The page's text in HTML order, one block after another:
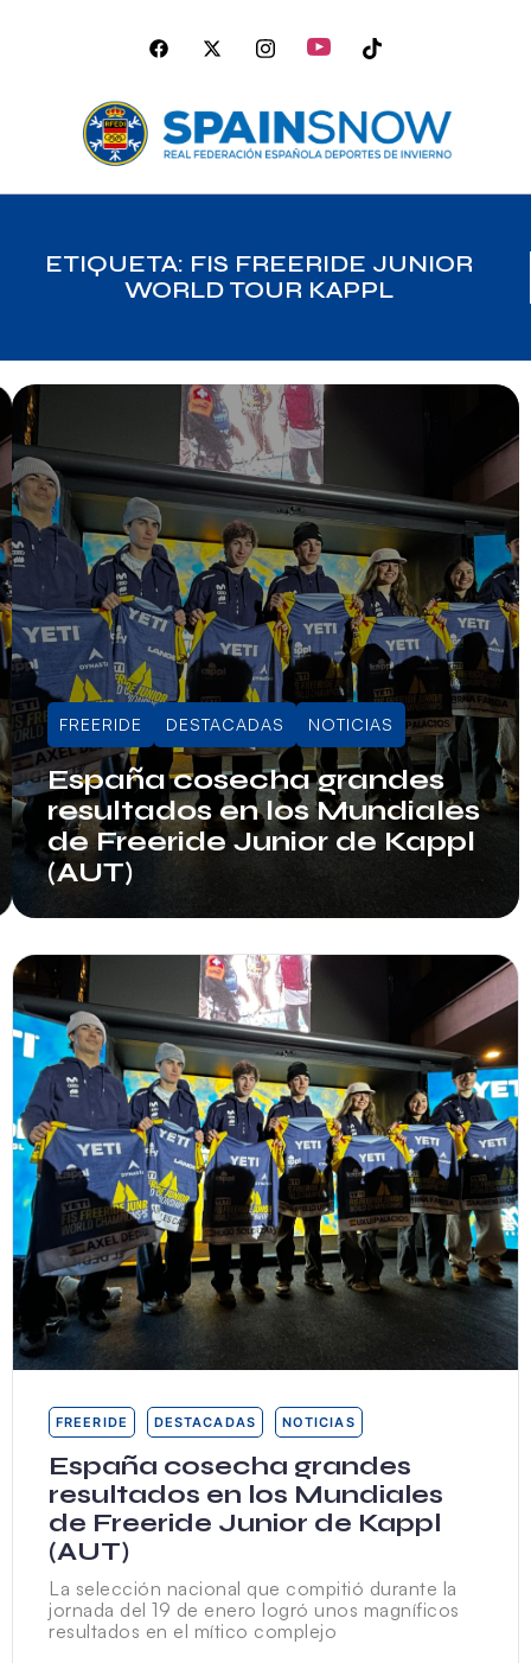
ETIQUETA: FIS FREERIDE JUNIOR
WORLD TOUR KAPPL
FREERIDE DESTACADAS NOTICIAS
España cosecha grandes
resultados en los Mundiales
de Freeride Junior de Kappl
(AUT)
FREERIDE DESTACADAS NOTICIAS
España cosecha grandes
resultados en los Mundiales
de Freeride Junior de Kappl
(AUT)
La selección nacional que compitió durante la
jornada del 19 de enero logró unos magníficos
resultados en el mítico complejo